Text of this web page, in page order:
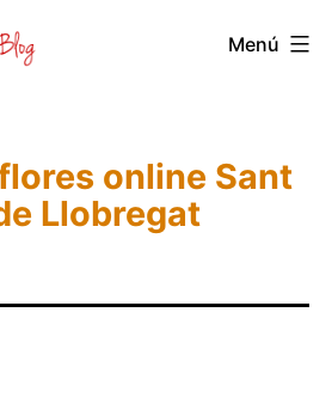
Menú
online Sant
Llobregat